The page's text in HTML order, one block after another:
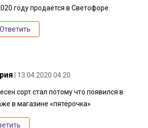
году продаётся в Светофоре.
Ответить
| 13.04.2020 04:20
сорт стал потому что появился в
в магазине «пятёрочка»